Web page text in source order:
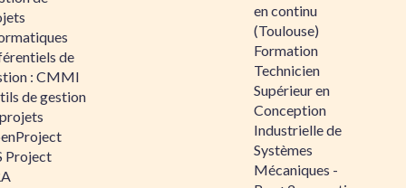
de
: CMMI
de gestion
Project
en continu
(Toulouse)
Formation
Technicien
Supérieur en
Conception
Industrielle de
Systèmes
Mécaniques -